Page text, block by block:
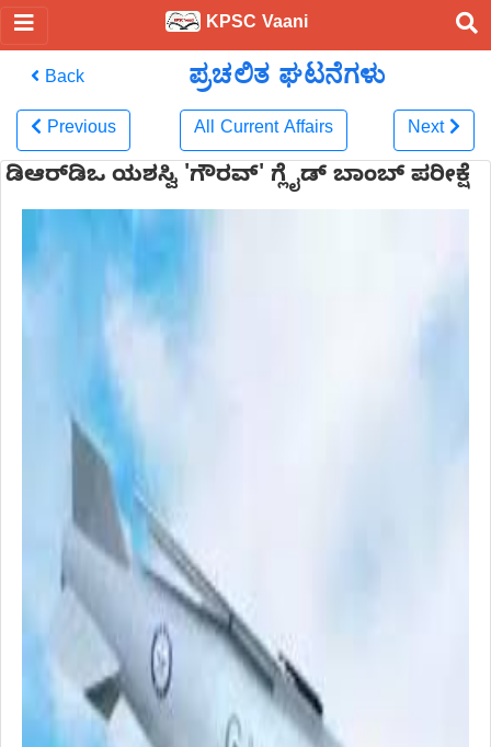
KPSC Vaani
Back ಪ್ರಚಲಿತ ಘಟನೆಗಳು
Previous All Current Affairs Next
ಡಿಆರ್‌ಡಿಒ ಯಶಸ್ವಿ 'ಗೌರವ್' ಗ್ಲೈಡ್ ಬಾಂಬ್ ಪರೀಕ್ಷೆ